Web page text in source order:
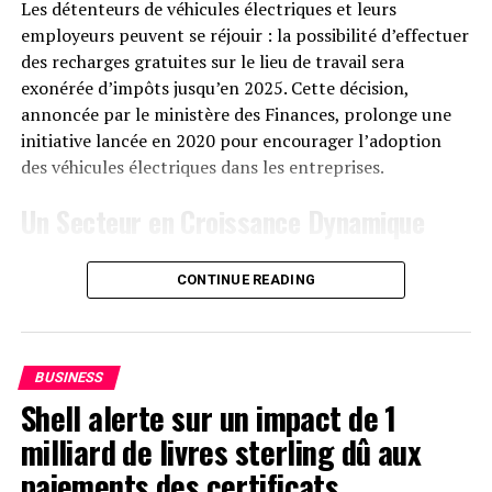
comme prévu, Mt. Gox a
jusqu’à présent :
Déposé 1 545 $BTC
(83,5M$) à #Bitbank le 5
Déplacé 48 641 $BTC
portefeuille « 3JQie »,
probablement un dépôt
chez #Kraken,…
https://t.co/c14GBN5daM
Les détenteurs de véhicules électriques et leurs
employeurs peuvent se réjouir : la possibilité d’effectuer
des recharges gratuites sur le lieu de travail sera
exonérée d’impôts jusqu’en 2025. Cette décision,
annoncée par le ministère des Finances, prolonge une
initiative lancée en 2020 pour encourager l’adoption
des véhicules électriques dans les entreprises.
Cette prolongation intervient à un moment clé, alors
que le marché des voitures électriques continue
En2023, les particuliers représentent désormais 84%
des acquisitions de véhicules électriques, contre
seulement 68% en 2018.
Concrètement,cette mesure permet aux sociétés
CONTINUE READING
BUSINESS
Shell alerte sur un impact de 1
milliard de livres sterling dû aux